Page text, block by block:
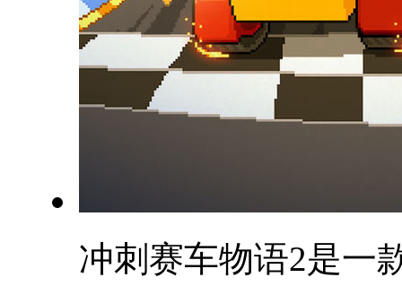
冲刺赛车物语2是一